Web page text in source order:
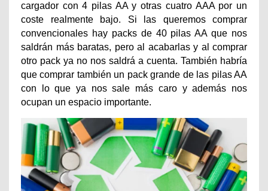
cargador con 4 pilas AA y otras cuatro AAA por un
coste realmente bajo. Si las queremos comprar
convencionales hay packs de 40 pilas AA que nos
saldrán más baratas, pero al acabarlas y al comprar
otro pack ya no nos saldrá a cuenta. También habría
que comprar también un pack grande de las pilas AA
con lo que ya nos sale más caro y además nos
ocupan un espacio importante.